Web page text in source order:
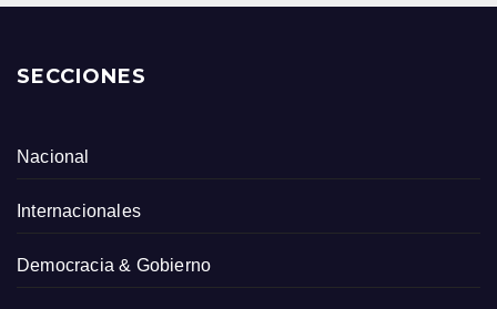
SECCIONES
Nacional
Internacionales
Democracia & Gobierno